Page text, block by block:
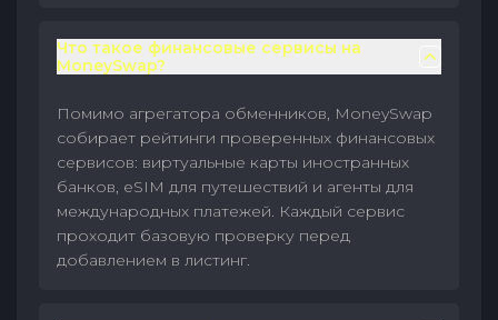
Что такое финансовые сервисы на
MoneySwap?
Помимо агрегатора обменников, MoneySwap
собирает рейтинги проверенных финансовых
сервисов: виртуальные карты иностранных
банков, eSIM для путешествий и агенты для
международных платежей. Каждый сервис
проходит базовую проверку перед
добавлением в листинг.